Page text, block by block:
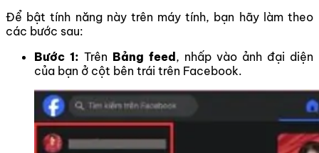
Để bật tính năng này trên máy tính, bạn hãy làm theo
các bước sau:
Bước 1: Trên Bảng feed , nhấp vào ảnh đại diện
của bạn ở cột bên trái trên Facebook.